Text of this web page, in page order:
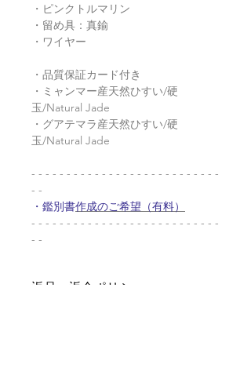
・ピンクトルマリン
・留め具：真鍮
・ワイヤー
・品質保証カード付き
・ミャンマー産天然ひすい/硬
玉/Natural Jade
・グアテマラ産天然ひすい/硬
玉/Natural Jade
- - - - - - - - - - - - - - - - - - - - - - - - - - -
- -
・鑑別書作成のご希望（有料）
- - - - - - - - - - - - - - - - - - - - - - - - - - -
- -
返品・返金ポリシー